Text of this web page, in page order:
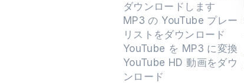
ダウンロードします
MP3 の YouTube プレー
リストをダウンロード
YouTube を MP3 に変換
YouTube HD 動画をダウ
ンロード